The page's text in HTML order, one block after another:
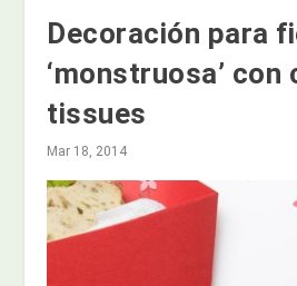
Decoración para
‘monstruosa’ con
tissues
Mar 18, 2014